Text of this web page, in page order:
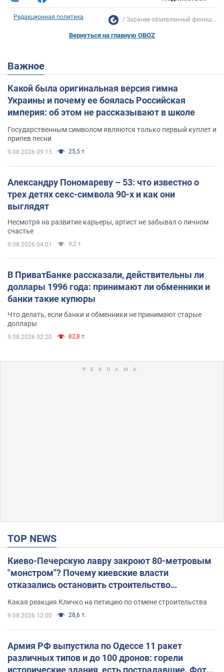
Редакционная политика Заранее объявленный финиш...
Вернуться на главную OBOZ
Важное
Какой была оригинальная версия гимна
Украины и почему ее боялась Российская
империя: об этом не рассказывают в школе
Государственным символом являются только первый куплет и
припев песни
9.08.2026 09:15 25,5 т.
Александру Пономареву – 53: что известно о
трех детях секс-символа 90-х и как они
выглядят
Несмотря на развитие карьеры, артист не забывал о личном
счастье
9.08.2026 04:01 9,2 т.
В ПриватБанке рассказали, действительны ли
доллары 1996 года: принимают ли обменники и
банки такие купюры
Что делать, если банки и обменники не принимают старые
доллары
9.08.2026 02:20 82,8 т.
TOP NEWS
Киево-Печерскую лавру закроют 80-метровым
"монстром"? Почему киевские власти
отказались остановить строительство
Какая реакция Кличко на петицию по отмене строительства
9.08.2026 12:00 28,6 т.
Армия РФ выпустила по Одессе 11 ракет
различных типов и до 100 дронов: горели
исторические здания, есть пострадавшие. Фото